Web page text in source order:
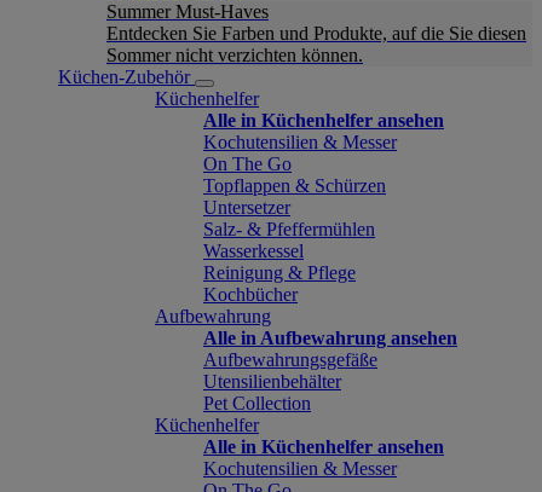
Summer Must-Haves
Entdecken Sie Farben und Produkte, auf die Sie diesen
Sommer nicht verzichten können.
Küchen-Zubehör
Küchenhelfer
Alle in Küchenhelfer ansehen
Kochutensilien & Messer
On The Go
Topflappen & Schürzen
Untersetzer
Salz- & Pfeffermühlen
Wasserkessel
Reinigung & Pflege
Kochbücher
Aufbewahrung
Alle in Aufbewahrung ansehen
Aufbewahrungsgefäße
Utensilienbehälter
Pet Collection
Küchenhelfer
Alle in Küchenhelfer ansehen
Kochutensilien & Messer